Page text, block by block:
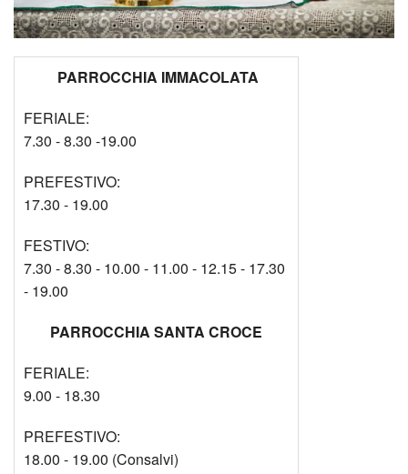
PARROCCHIA IMMACOLATA
FERIALE:
7.30 - 8.30 -19.00
PREFESTIVO:
17.30 - 19.00
FESTIVO:
7.30 - 8.30 - 10.00 - 11.00 - 12.15 - 17.30
- 19.00
PARROCCHIA SANTA CROCE
FERIALE:
9.00 - 18.30
PREFESTIVO:
18.00 - 19.00 (Consalvi)